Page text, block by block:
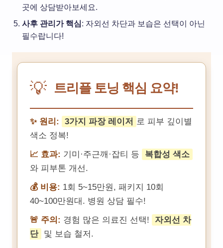
곳에 상담받아보세요.
사후 관리가 핵심: 자외선 차단과 보습은 선택이 아닌
필수랍니다!
💡 트리플 토닝 핵심 요약!
✨ 원리: 3가지 파장 레이저
로 피부 깊이별
색소 정복!
📈 효과: 기미·주근깨·잡티 등
복합성 색소
와 피부톤 개선.
💰 비용: 1회 5~15만원, 패키지 10회
40~100만원대. 병원 상담 필수!
🚨 주의: 경험 많은 의료진 선택!
자외선 차
단
및 보습 철저.